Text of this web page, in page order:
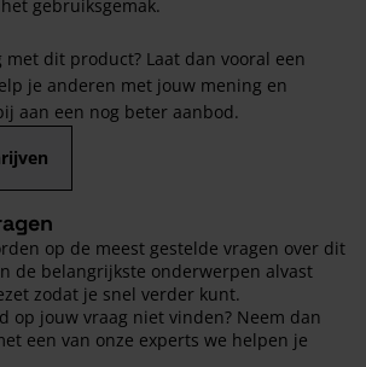
gebruiksgemak.
met dit product? Laat dan vooral een
je anderen met jouw mening en
aan een nog beter aanbod.
op de meest gestelde vragen over dit
de belangrijkste onderwerpen alvast
zodat je snel verder kunt.
op jouw vraag niet vinden? Neem dan
een van onze experts we helpen je